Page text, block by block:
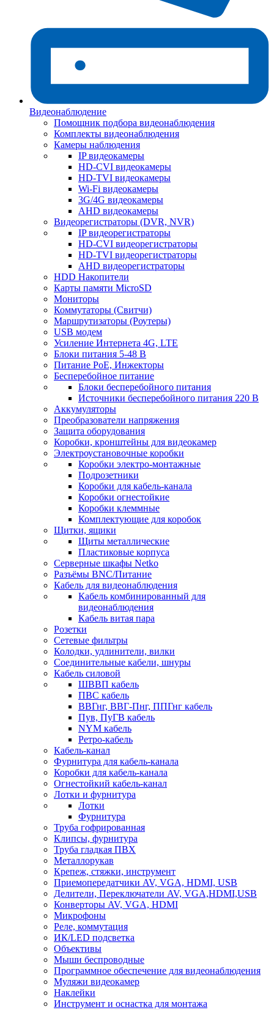
Видеонаблюдение
Помощник подбора видеонаблюдения
Комплекты видеонаблюдения
Камеры наблюдения
IP видеокамеры
HD-CVI видеокамеры
HD-TVI видеокамеры
Wi-Fi видеокамеры
3G/4G видеокамеры
AHD видеокамеры
Видеорегистраторы (DVR, NVR)
IP видеорегистраторы
HD-CVI видеорегистраторы
HD-TVI видеорегистраторы
AHD видеорегистраторы
HDD Накопители
Карты памяти MicroSD
Мониторы
Коммутаторы (Свитчи)
Маршрутизаторы (Роутеры)
USB модем
Усиление Интернета 4G, LTE
Блоки питания 5-48 В
Питание PoE, Инжекторы
Бесперебойное питание
Блоки бесперебойного питания
Источники бесперебойного питания 220 В
Аккумуляторы
Преобразователи напряжения
Защита оборудования
Коробки, кронштейны для видеокамер
Электроустановочные коробки
Коробки электро-монтажные
Подрозетники
Коробки для кабель-канала
Коробки огнестойкие
Коробки клеммные
Комплектующие для коробок
Щитки, ящики
Щиты металлические
Пластиковые корпуса
Серверные шкафы Netko
Разъёмы BNC/Питание
Кабель для видеонаблюдения
Кабель комбинированный для
видеонаблюдения
Кабель витая пара
Розетки
Сетевые фильтры
Колодки, удлинители, вилки
Соединительные кабели, шнуры
Кабель силовой
ШВВП кабель
ПВС кабель
ВВГнг, ВВГ-Пнг, ППГнг кабель
Пув, ПуГВ кабель
NYM кабель
Ретро-кабель
Кабель-канал
Фурнитура для кабель-канала
Коробки для кабель-канала
Огнестойкий кабель-канал
Лотки и фурнитура
Лотки
Фурнитура
Труба гофрированная
Клипсы, фурнитура
Труба гладкая ПВХ
Металлорукав
Крепеж, стяжки, инструмент
Приемопередатчики AV, VGA, HDMI, USB
Делители, Переключатели AV, VGA,HDMI,USB
Конверторы AV, VGA, HDMI
Микрофоны
Реле, коммутация
ИК/LED подсветка
Объективы
Мыши беспроводные
Программное обеспечение для видеонаблюдения
Муляжи видеокамер
Наклейки
Инструмент и оснастка для монтажа